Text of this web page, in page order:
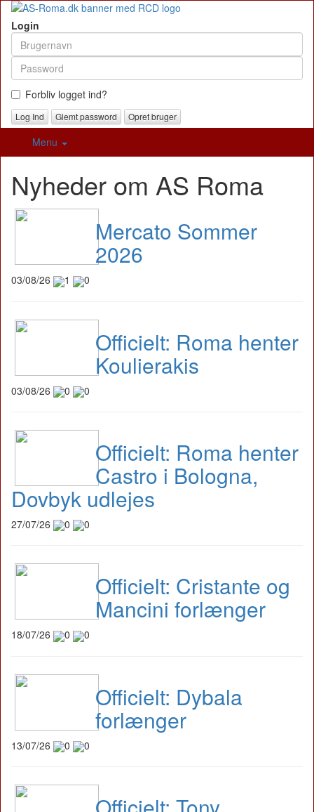
Login
Forbliv logget ind?
Glemt password Opret bruger
Menu
Nyheder om AS Roma
Mercato Sommer
2026
03/08/26 1 0
Officielt: Roma henter
Koulierakis
03/08/26 0 0
Officielt: Roma henter
Castro i Bologna,
Dovbyk udlejes
27/07/26 0 0
Officielt: Cristante og
Mancini forlænger
18/07/26 0 0
Officielt: Dybala
forlænger
13/07/26 0 0